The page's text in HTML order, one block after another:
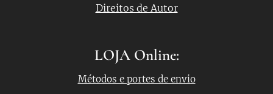
Direitos de Autor
LOJA Online:
Métodos e portes de envio